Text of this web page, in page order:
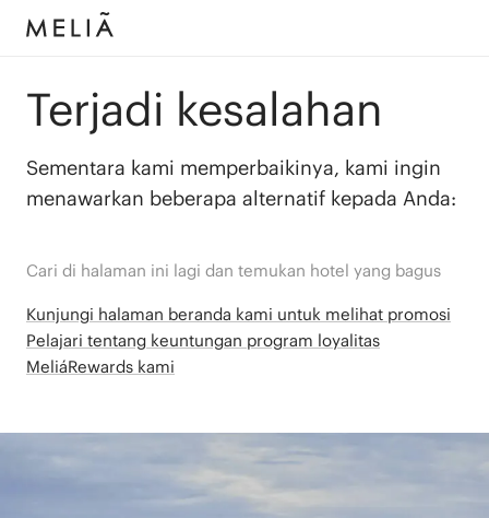
Terjadi kesalahan
Sementara kami memperbaikinya, kami ingin
menawarkan beberapa alternatif kepada Anda:
Cari di halaman ini lagi dan temukan hotel yang bagus
Kunjungi halaman beranda kami untuk melihat promosi
Pelajari tentang keuntungan program loyalitas
MeliáRewards kami